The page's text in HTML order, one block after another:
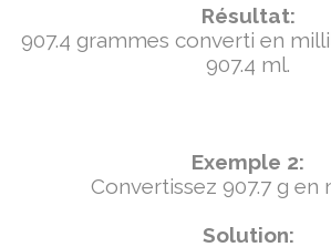
Résultat:
907.4 grammes converti en
907.4 ml.
Exemple 2:
Convertissez 907.7 g en
Solution: